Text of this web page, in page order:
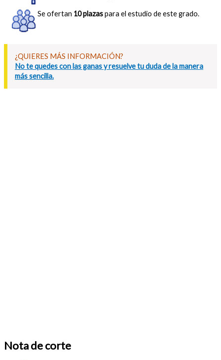
Se ofertan 10 plazaspara el estudio de este grado.
¿QUIERES MÁS INFORMACIÓN?
No te quedes con las ganas y resuelve tu duda de la manera
más sencilla.
Nota de corte